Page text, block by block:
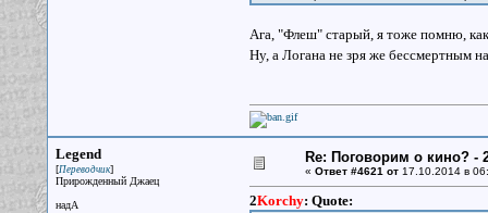
Ага, "Флеш" старый, я тоже помню,
Ну, а Логана не зря же бессмертным
Legend
[Переводчик]
Прирожденный Джаец
надА
Re: Поговорим о кино? -
« Ответ #4621 от17.10.2014 в
2Korchy: Quote: